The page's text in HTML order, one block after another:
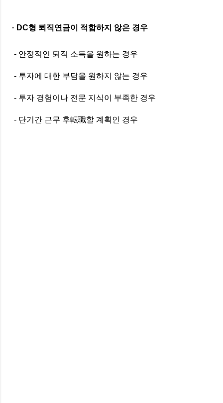
· DC형 퇴직연금이 적합하지 않은 경우
- 안정적인 퇴직 소득을 원하는 경우
- 투자에 대한 부담을 원하지 않는 경우
- 투자 경험이나 전문 지식이 부족한 경우
- 단기간 근무 후転職할 계획인 경우